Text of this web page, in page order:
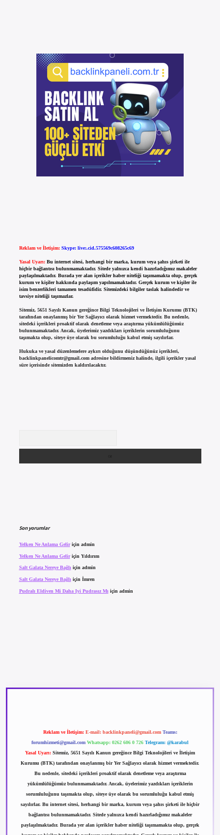
Reklam ve İletişim: Skype: live:.cid.575569c608265c69
Yasal Uyarı: Bu internet sitesi, herhangi bir marka, kurum veya şahıs şirketi ile
hiçbir bağlantısı bulunmamaktadır. Sitede yalnızca kendi hazırladığımız makaleler
paylaşılmaktadır. Burada yer alan içerikler haber niteliği taşımamakta olup, gerçek
kurum ve kişiler hakkında paylaşım yapılmamaktadır. Gerçek kurum ve kişiler ile
isim benzerlikleri tamamen tesadüfidir. Sitemizdeki bilgiler taslak halindedir ve
tavsiye niteliği taşımazlar.
Sitemiz, 5651 Sayılı Kanun gereğince Bilgi Teknolojileri ve İletişim Kurumu (BTK)
tarafından onaylanmış bir Yer Sağlayıcı olarak hizmet vermektedir. Bu nedenle,
sitedeki içerikleri proaktif olarak denetleme veya araştırma yükümlülüğümüz
bulunmamaktadır. Ancak, üyelerimiz yazdıkları içeriklerin sorumluluğunu
taşımakta olup, siteye üye olarak bu sorumluluğu kabul etmiş sayılırlar.
Hukuka ve yasal düzenlemelere aykırı olduğunu düşündüğünüz içerikleri,
backlinkpanelicomtr@gmail.comadresine bildirmeniz halinde, ilgili içerikler yasal
süre içerisinde sitemizden kaldırılacaktır.
Son yorumlar
Yelken Ne Anlama Geliriçin admin
Yelken Ne Anlama Geliriçin Yıldırım
Salt Galata Nereye Bağlıiçin admin
Salt Galata Nereye Bağlı için İmren
Pudralı Eldiven Mi Daha Iyi Pudrasız Mı için admin
Reklam ve İletişim: E-mail: backlinkpaneli@gmail.com Teams:
forumhizmeti@gmail.com Whatsapp: 0262 606 0 726 Telegram: @karabul
Yasal Uyarı: Sitemiz, 5651 Sayılı Kanun gereğince Bilgi Teknolojileri ve İletişim
Kurumu (BTK) tarafından onaylanmış bir Yer Sağlayıcı olarak hizmet vermektedir.
Bu nedenle, sitedeki içerikleri proaktif olarak denetleme veya araştırma
yükümlülüğümüz bulunmamaktadır. Ancak, üyelerimiz yazdıkları içeriklerin
sorumluluğunu taşımakta olup, siteye üye olarak bu sorumluluğu kabul etmiş
sayılırlar. Bu internet sitesi, herhangi bir marka, kurum veya şahıs şirketi ile hiçbir
bağlantısı bulunmamaktadır. Sitede yalnızca kendi hazırladığımız makaleler
paylaşılmaktadır. Burada yer alan içerikler haber niteliği taşımamakta olup, gerçek